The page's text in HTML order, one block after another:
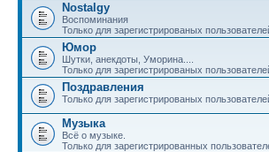
Nostalgy
Воспоминания
Только для зарегистрированых
Юмор
Шутки, анекдоты, Уморина....
Только для зарегистрированых
Поздравления
Только для зарегистрированых
Музыка
Всё о музыке.
Только для зарегистрированных